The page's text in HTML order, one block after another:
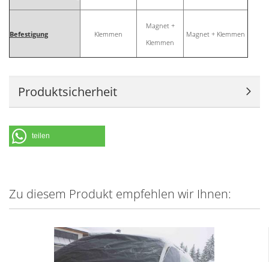
Befestigung Klemmen
Magnet +
Klemmen
Magnet + Klemmen
Produktsicherheit
teilen
Zu diesem Produkt empfehlen wir Ihnen: